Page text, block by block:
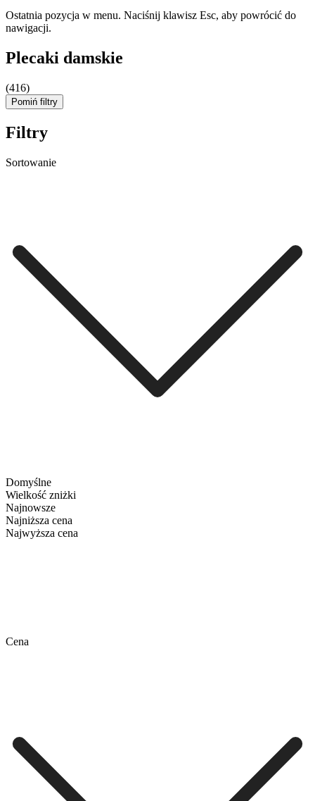
Ostatnia pozycja w menu. Naciśnij klawisz Esc, aby powrócić do
nawigacji.
Plecaki damskie
(416)
Pomiń filtry
Filtry
Sortowanie
Domyślne
Wielkość zniżki
Najnowsze
Najniższa cena
Najwyższa cena
Cena